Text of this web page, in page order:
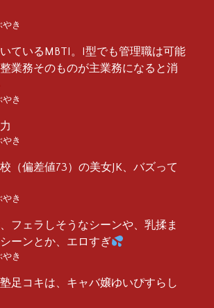
やき
ているMBTI。I型でも管理職は可能
業務そのものが主業務になると消
やき
やき
（偏差値73）の美女JK、バズって
やき
フェラしそうなシーンや、乳揉ま
ーンとか、エロすぎ
やき
足コキは、キャバ嬢ゆいぴすらし